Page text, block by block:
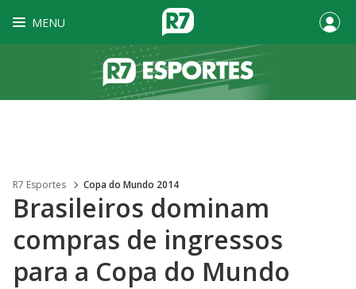
MENU
R7 Esportes Copa do Mundo 2014
Brasileiros dominam
compras de ingressos
para a Copa do Mundo